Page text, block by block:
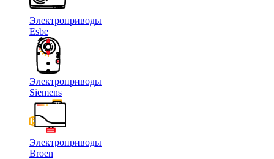
Электроприводы
Esbe
Электроприводы
Siemens
Электроприводы
Broen